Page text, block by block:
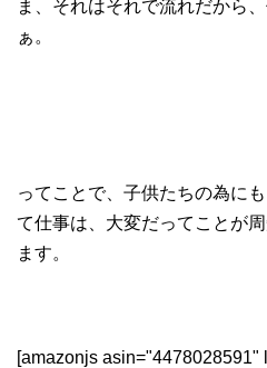
ま、それはそれで流れだから
ぁ。
ってことで、子供たちの為に
て仕事は、大変だってことが
ます。
[amazonjs asin="4478028591"